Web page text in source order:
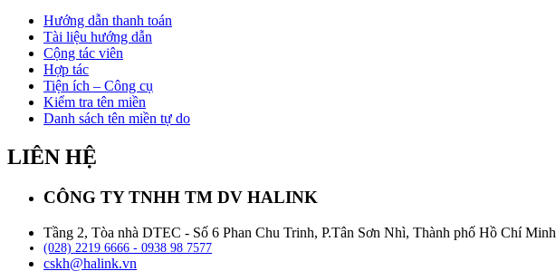
Hướng dẫn thanh toán
Tài liệu hướng dẫn
Cộng tác viên
Hợp tác
Tiện ích – Công cụ
Kiểm tra tên miền
Danh sách tên miền tự do
LIÊN HỆ
CÔNG TY TNHH TM DV HALINK
Tầng 2, Tòa nhà DTEC - Số 6 Phan Chu Trinh, P.Tân Sơn Nhì, Thành phố Hồ Chí Minh
(028) 2219 6666 - 0938 98 7577
cskh@halink.vn